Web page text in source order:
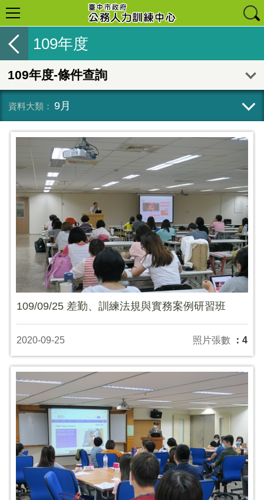
109年度
109年度-條件查詢
9月
109/09/25 差勤、訓練法規與實務案例研習班
2020-09-25 照片張數 ：4